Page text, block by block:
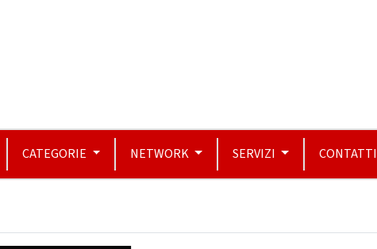
CATEGORIE NETWORK SERVIZI CONTATTI